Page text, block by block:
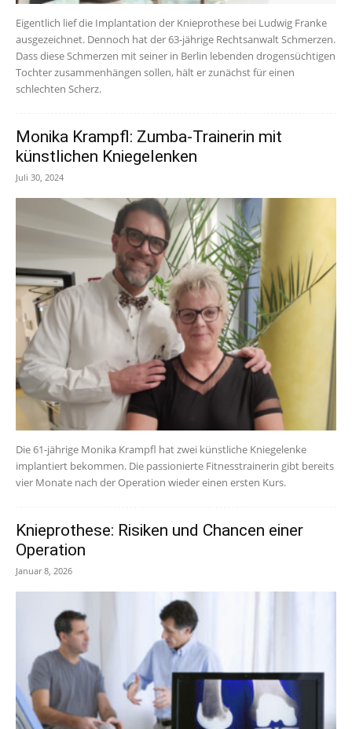
Eigentlich lief die Implantation der Knieprothese bei Ludwig Franke
ausgezeichnet. Dennoch hat der 63-jährige Rechtsanwalt Schmerzen.
Dass diese Schmerzen mit seiner in Berlin lebenden drogensüchtigen
Tochter zusammenhängen sollen, hält er zunächst für einen
schlechten Scherz.
Monika Krampfl: Zumba-Trainerin mit
künstlichen Kniegelenken
Juli 30, 2024
Die 61-jährige Monika Krampfl hat zwei künstliche Kniegelenke
implantiert bekommen. Die passionierte Fitnesstrainerin gibt bereits
vier Monate nach der Operation wieder einen ersten Kurs.
Knieprothese: Risiken und Chancen einer
Operation
Januar 8, 2026